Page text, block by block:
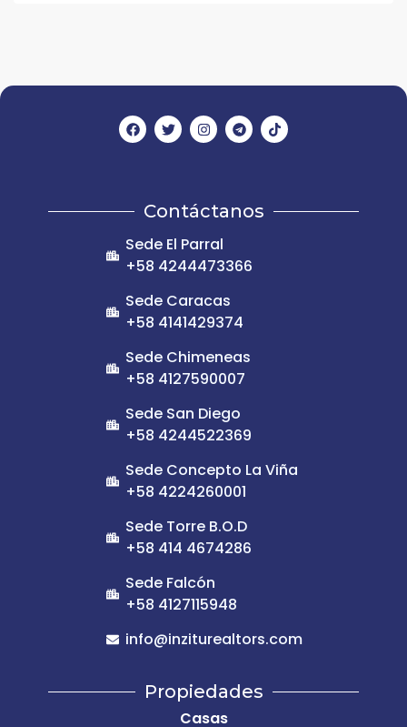
Contáctanos
Sede El Parral
+58 4244473366
Sede Caracas
+58 4141429374
Sede Chimeneas
+58 4127590007
Sede San Diego
+58 4244522369
Sede Concepto La Viña
+58 4224260001
Sede Torre B.O.D
+58 414 4674286
Sede Falcón
+58 4127115948
info@inziturealtors.com
Propiedades
Casas